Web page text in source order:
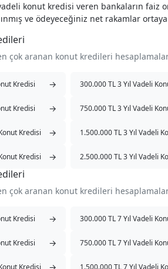
konut kredisi veren bankaların faiz
ve ödeyeceğiniz net rakamlar ortaya
çok aranan konut kredileri
Kredisi → 300.000 TL 3 Yıl Vadeli
Kredisi → 750.000 TL 3 Yıl Vadeli
Kredisi → 1.500.000 TL 3 Yıl Vadeli
Kredisi → 2.500.000 TL 3 Yıl Vadeli
çok aranan konut kredileri
Kredisi → 300.000 TL 7 Yıl Vadeli
Kredisi → 750.000 TL 7 Yıl Vadeli
Kredisi 1.500.000 TL 7 Yıl Vadeli